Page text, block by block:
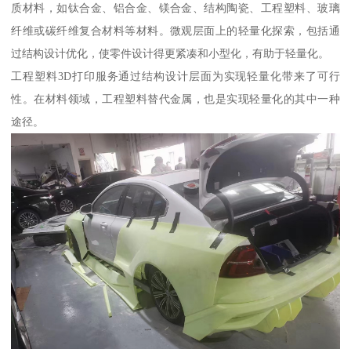
质材料，如钛合金、铝合金、镁合金、结构陶瓷、工程塑料、玻璃
纤维或碳纤维复合材料等材料。微观层面上的轻量化探索，包括通
过结构设计优化，使零件设计得更紧凑和小型化，有助于轻量化。
工程塑料3D打印服务通过结构设计层面为实现轻量化带来了可行
性。在材料领域，工程塑料替代金属，也是实现轻量化的其中一种
途径。